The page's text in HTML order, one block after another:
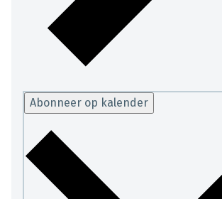
Abonneer op kalender